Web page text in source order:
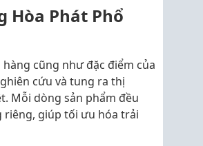
Hòa Phát Phổ
cũng như đặc điểm của
cứu và tung ra thị
Mỗi dòng sản phẩm đều
giúp tối ưu hóa trải